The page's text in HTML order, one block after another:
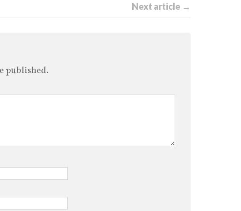
Next article →
published.